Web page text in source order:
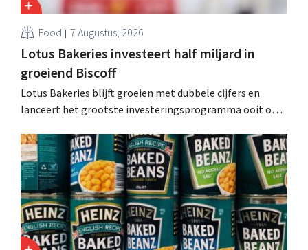
Food 7 Augustus, 2026
Lotus Bakeries investeert half miljard in
groeiend Biscoff
Lotus Bakeries blijft groeien met dubbele cijfers en
lanceert het grootste investeringsprogramma ooit om
moeten dit momentum grijpen”.